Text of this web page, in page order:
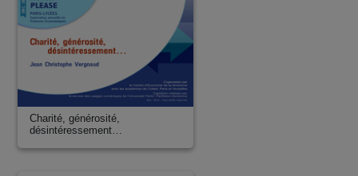
Charité, générosité,
désintéressement…